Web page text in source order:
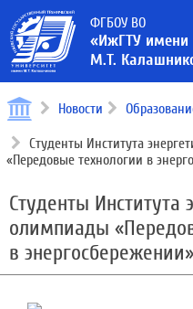
ФГБОУ ВО
«ИжГТУ имени
М.Т.
Новости
Студенты Института
«Передовые технологии в
Студенты Института
олимпиады
в энергосбережении»